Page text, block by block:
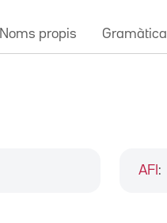
Noms propis Gramàtica
AFI :